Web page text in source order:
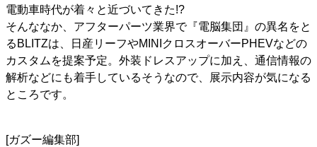
電動車時代が着々と近づいてきた!?
そんななか、アフターパーツ業界で『電脳集団』の異名をと
るBLITZは、日産リーフやMINIクロスオーバーPHEVなどの
カスタムを提案予定。外装ドレスアップに加え、通信情報の
解析などにも着手しているそうなので、展示内容が気になる
ところです。
[ガズー編集部]